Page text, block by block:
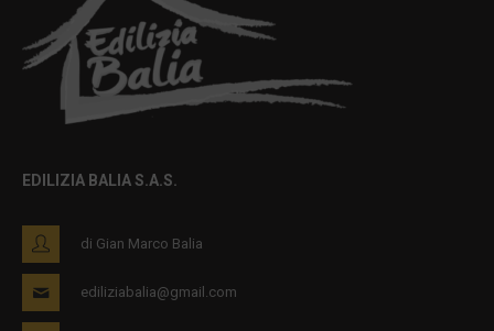
EDILIZIA BALIA S.A.S.
di Gian Marco Balia
ediliziabalia@gmail.com